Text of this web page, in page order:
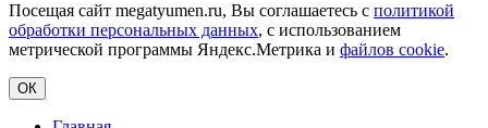
Посещая сайт megatyumen.ru, Вы соглашаетесь с политикой
обработки персональных данных, с использованием
метрической программы Яндекс.Метрика и файлов cookie.
ОК